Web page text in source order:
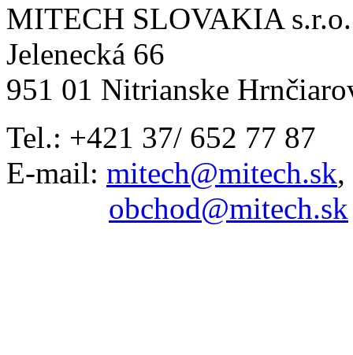
MITECH SLOVAKIA s.r.o.
Jelenecká 66
951 01 Nitrianske
Tel.: +421 37/ 652 77 87
E-mail: mitech@mitech.sk,
obchod@mitech.sk